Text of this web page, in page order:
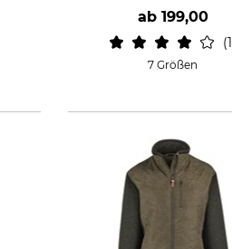
ab 199,00
1
7 Größen